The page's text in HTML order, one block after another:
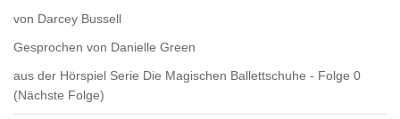
von Darcey Bussell
Gesprochen von Danielle Green
aus der Hörspiel Serie Die Magischen Ballettschuhe - Folge 0
(Nächste Folge)